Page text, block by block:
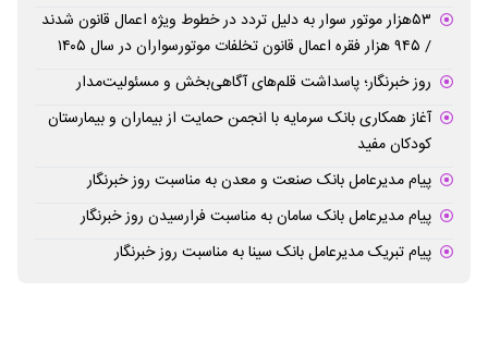
۵۳هزار موتور سوار به دلیل تردد در خطوط ویژه اعمال قانون شدند
/ ۹۴۵ هزار فقره اعمال قانون تخلفات موتورسواران در سال ۱۴۰۵
روز خبرنگار؛ پاسداشت قلم‌های آگاهی‌بخش و مسئولیت‌مدار
آغاز همکاری بانک سرمایه با انجمن حمایت از بیماران و بیمارستان
کودکان مفید
پیام مدیرعامل بانک صنعت و معدن به مناسبت روز خبرنگار
پیام مدیرعامل بانک سامان به مناسبت فرارسیدن روز خبرنگار
پیام تبریک مدیرعامل بانک سینا به مناسبت روز خبرنگار